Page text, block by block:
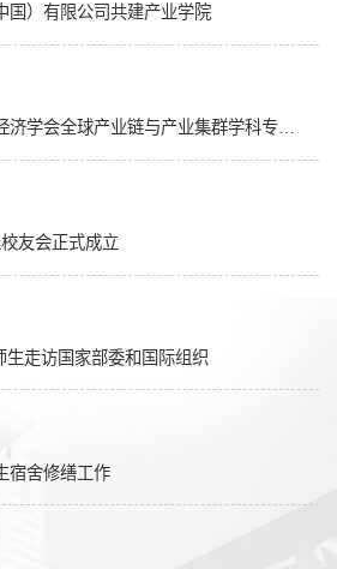
国）有限公司共建产业学院
我校参加中国工业经济学会全球产业链与产业集群学科专业委员会在...
友会正式成立
生走访国家部委和国际组织
宿舍修缮工作